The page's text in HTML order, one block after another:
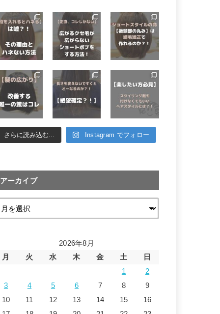
さらに読み込む... Instagram でフォロー
アーカイブ
2026年8月
月
火 水 木 金 土
日
1
2
3
4 5 6 7 8
9
10
11 12 13 14 15
16